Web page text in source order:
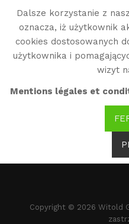
Dalsze korzystanie z
oznacza, iż użytkownik
cookies dostosowanych
użytkownika i
wizyt
Mentions légales et
Witold Gombrowicz
Błąd
Nie masz uprawnień, by
Copyright © 2026 Witold